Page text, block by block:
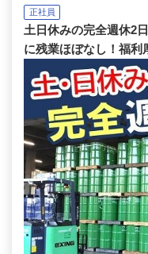
正社員
土日休みの完全週休2
に残業ほぼなし！福利